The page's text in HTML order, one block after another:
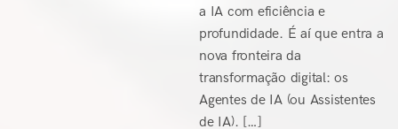
a IA com eficiência e
profundidade. É aí que entra a
nova fronteira da
transformação digital: os
Agentes de IA (ou Assistentes
de IA). […]